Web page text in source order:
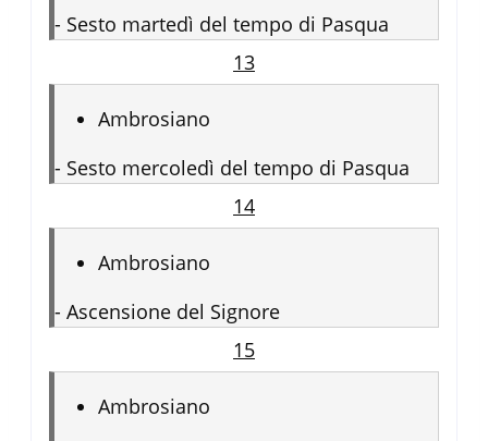
- Sesto martedì del tempo di Pasqua
13
Ambrosiano
- Sesto mercoledì del tempo di Pasqua
14
Ambrosiano
- Ascensione del Signore
15
Ambrosiano